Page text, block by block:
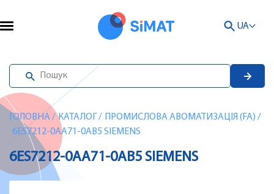
UA
ГОЛОВНА/ КАТАЛОГ / ПРОМИСЛОВА АВОМАТИЗАЦІЯ (FA) /
6ES7212-0AA71-0AB5 SIEMENS
6ES7212-0AA71-0AB5 SIEMENS